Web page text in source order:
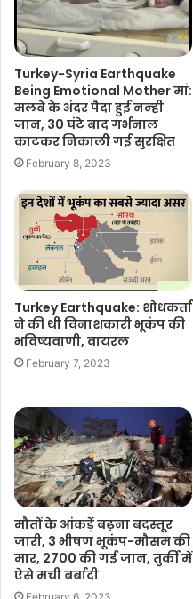
Turkey-Syria Earthquake
Being Emotional Mother मां:
मलबे के अंदर पैदा हुई नन्‍ही
जान, 30 घंटे बाद गर्भनाल
काटकर निकाली गई सुरक्षित
February 8, 2023
Turkey Earthquake: शोधकर्ता
ने की थी विनाशकारी भूकंप की
भविष्यवाणी, वायरल
February 7, 2023
मौतों के आंकड़ें बढ़ना बदस्तूर
जारी, 3 भीषण भूकंप-मौसम की
मार, 2700 की गई जान, तुर्की में
ऐसे मची बर्बादी